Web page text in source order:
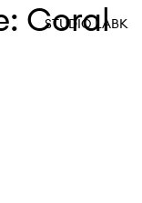
STUDIO LABK
Coral